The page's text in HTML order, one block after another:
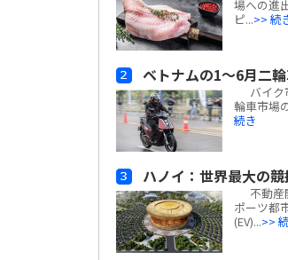
場への進
ピ...>> 続
ベトナムの1～6月二
バイク
輪車市場
続き
ハノイ：世界最大の
不動産
ポーツ都
(EV)...>>